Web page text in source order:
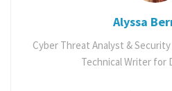
Alyssa
Cyber Threat Analyst &
Technical Writer for